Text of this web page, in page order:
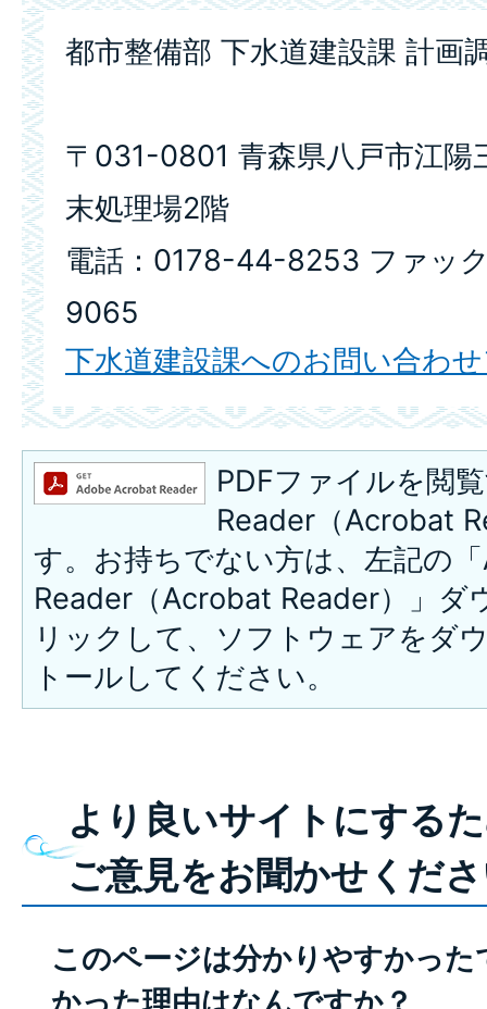
都市整備部 下水道建設課 計画
〒031-0801 青森県八戸市江陽
末処理場2階
電話：0178-44-8253 ファッ
9065
下水道建設課へのお問い合わ
PDFファイルを閲
Reader（Acrobat
す。お持ちでない方は、左記の
Reader（Acrobat Reader）」ダ
リックして、ソフトウェアをダ
トールしてください。
より良いサイトにする
ご意見をお聞かせくだ
このページは分かりやすかっ
かった理由はなんですか？